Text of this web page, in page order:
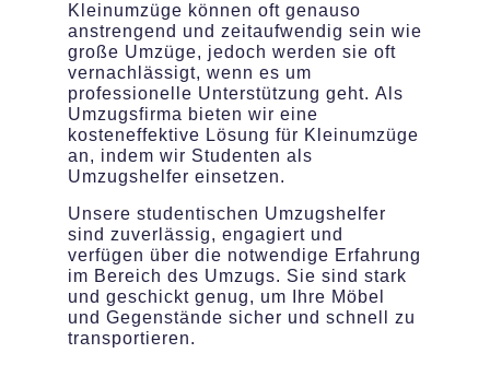
Kleinumzüge können oft genauso
anstrengend und zeitaufwendig sein wie
große Umzüge, jedoch werden sie oft
vernachlässigt, wenn es um
professionelle Unterstützung geht. Als
Umzugsfirma bieten wir eine
kosteneffektive Lösung für Kleinumzüge
an, indem wir Studenten als
Umzugshelfer einsetzen.
Unsere studentischen Umzugshelfer
sind zuverlässig, engagiert und
verfügen über die notwendige Erfahrung
im Bereich des Umzugs. Sie sind stark
und geschickt genug, um Ihre Möbel
und Gegenstände sicher und schnell zu
transportieren.